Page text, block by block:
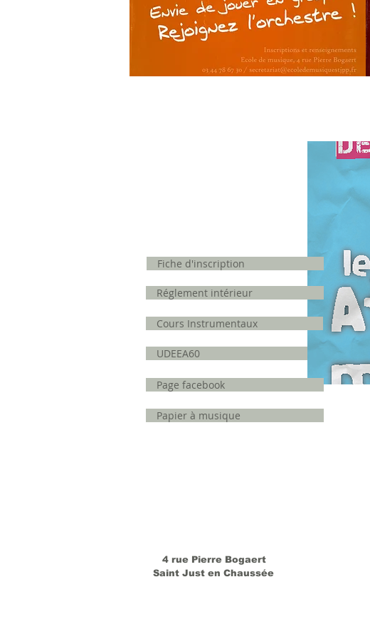
UDEEA60
Papier à musique
Cours Instrumentaux
Page facebook
Réglement intérieur
Fiche d'inscription
4 rue Pierre Bogaert
Saint Just en Chaussée